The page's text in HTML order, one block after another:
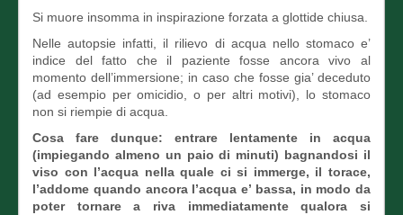
Si muore insomma in inspirazione forzata a glottide chiusa.
Nelle autopsie infatti, il rilievo di acqua nello stomaco e’
indice del fatto che il paziente fosse ancora vivo al
momento dell’immersione; in caso che fosse gia’ deceduto
(ad esempio per omicidio, o per altri motivi), lo stomaco
non si riempie di acqua.
Cosa fare dunque: entrare lentamente in acqua
(impiegando almeno un paio di minuti) bagnandosi il
viso con l’acqua nella quale ci si immerge, il torace,
l’addome quando ancora l’acqua e’ bassa, in modo da
poter tornare a riva immediatamente qualora si